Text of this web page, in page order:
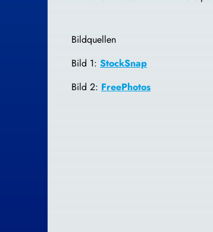
Bildquellen
Bild 1: StockSnap
Bild 2: FreePhotos